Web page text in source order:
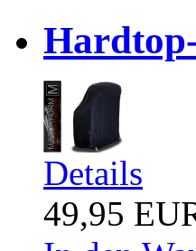
Details
49,95